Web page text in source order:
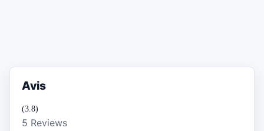
Avis
(3.8)
5 Reviews